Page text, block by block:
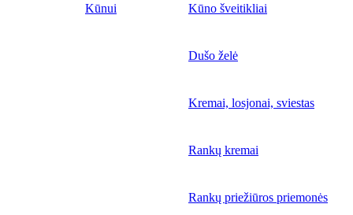
Kūnui Kūno šveitikliai
Dušo želė
Kremai, losjonai, sviestas
Rankų kremai
Rankų priežiūros priemonės